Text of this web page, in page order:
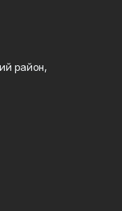
район,